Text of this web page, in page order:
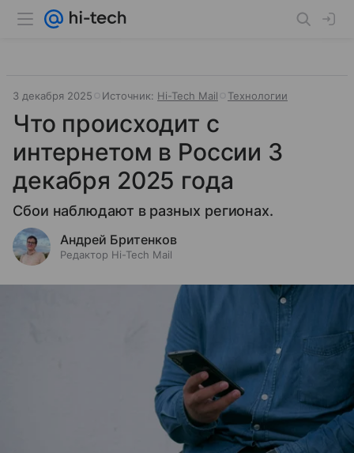
3 декабря 2025 Источник: Hi-Tech Mail Технологии
Что происходит с
интернетом в России 3
декабря 2025 года
Сбои наблюдают в разных регионах.
Андрей Бритенков
Редактор Hi-Tech Mail